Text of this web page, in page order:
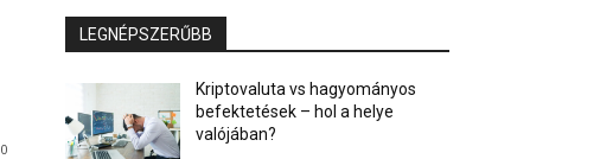
0
LEGNÉPSZERŰBB
Kriptovaluta vs hagyományos
befektetések – hol a helye
valójában?